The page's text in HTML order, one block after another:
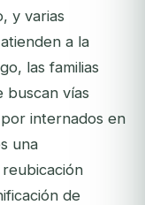
y varias
a la
las familias
buscan vías
internados en
una
de